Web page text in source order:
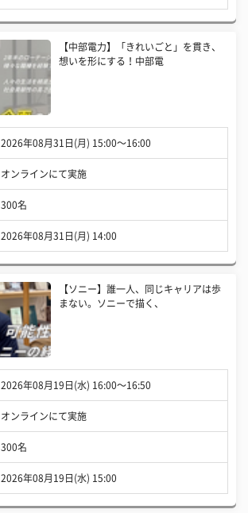
【中部電力】「きれいごと」を貫き、
想いを形にする！中部電
2026年08月31日(月) 15:00〜16:00
オンラインにて実施
300名
2026年08月31日(月) 14:00
【ソニー】誰一人、同じキャリアは歩
まない。ソニーで描く、
2026年08月19日(水) 16:00〜16:50
オンラインにて実施
300名
2026年08月19日(水) 15:00